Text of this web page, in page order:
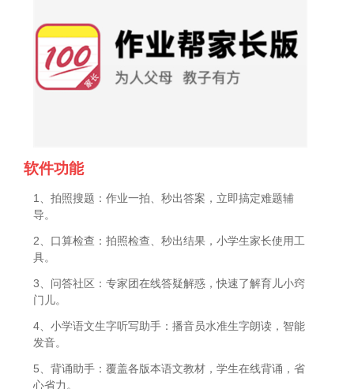
软件功能
1、拍照搜题：作业一拍、秒出答案，立即搞定难题辅
导。
2、口算检查：拍照检查、秒出结果，小学生家长使用工
具。
3、问答社区：专家团在线答疑解惑，快速了解育儿小窍
门儿。
4、小学语文生字听写助手：播音员水准生字朗读，智能
发音。
5、背诵助手：覆盖各版本语文教材，学生在线背诵，省
心省力。